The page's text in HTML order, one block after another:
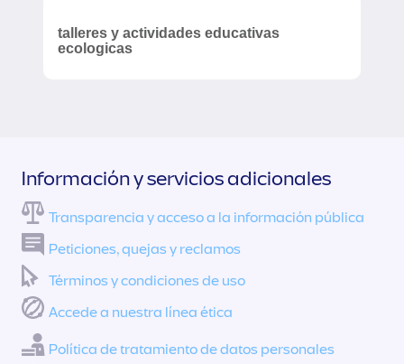
talleres y actividades educativas
ecologicas
Información y servicios adicionales
Transparencia y acceso a la información pública
Peticiones, quejas y reclamos
Términos y condiciones de uso
Accede a nuestra línea ética
Política de tratamiento de datos personales